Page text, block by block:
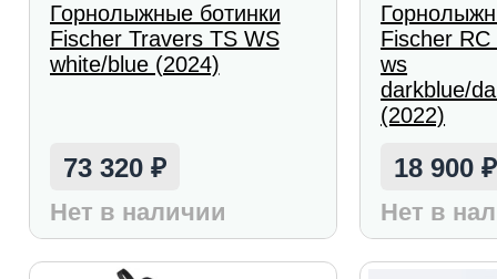
Горнолыжные ботинки
Fischer Travers TS WS
white/blue (2024)
73 320 ₽
Нет в наличии
Fischer
ws
darkblue/
(2022)
18 900₽
Нет в